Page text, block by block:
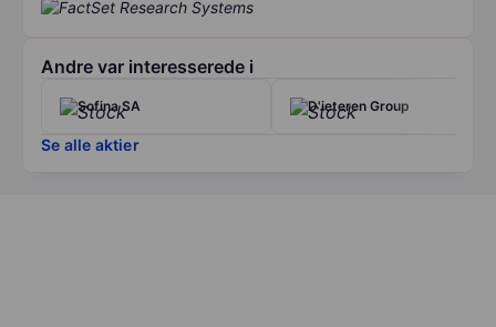
Andre var interesserede i
Sofina SA D'ieteren Group
Se alle aktier